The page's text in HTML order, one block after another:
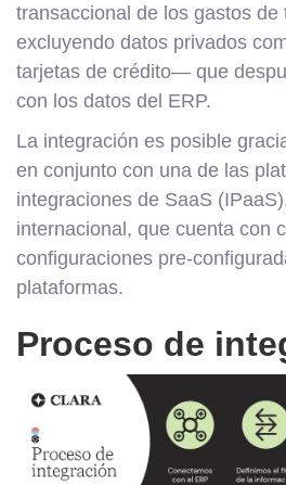
transaccional de los gastos
excluyendo datos privados
tarjetas de crédito— que
con los datos del ERP.
La integración es posible
en conjunto con una de las
integraciones de SaaS
internacional, que cuenta con
configuraciones pre-
plataformas.
Proceso de